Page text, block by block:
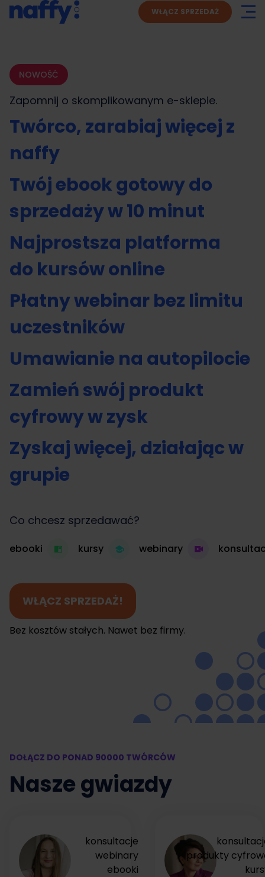
WŁĄCZ SPRZEDAŻ
NOWOŚĆ
Zapomnij o skomplikowanym e-sklepie.
Twórco, zarabiaj więcej z
naffy
Twój ebook gotowy do
sprzedaży w 10 minut
Najprostsza platforma
do kursów online
Płatny webinar bez limitu
uczestników
Umawianie na autopilocie
Zamień swój produkt
cyfrowy w zysk
Zyskaj więcej, działając w
grupie
Co chcesz sprzedawać?
ebooki kursy webinary
WŁĄCZ SPRZEDAŻ!
Bez kosztów stałych. Nawet bez firmy.
DOŁĄCZ DO PONAD 90000 TWÓRCÓW
Nasze gwiazdy
konsultacje
webinary
ebooki
produkty